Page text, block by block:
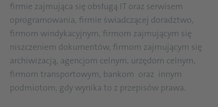
firmie zajmująca się obsługą IT oraz serwisem
oprogramowania, firmie świadczącej doradztwo,
firmom windykacyjnym, firmom zajmującym się
niszczeniem dokumentów, firmom zajmującym się
archiwizacją, agencjom celnym, urzędom celnym,
firmom transportowym, bankom oraz innym
podmiotom, gdy wynika to z przepisów prawa.